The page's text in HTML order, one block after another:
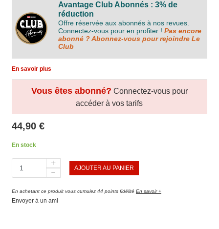
Avantage Club Abonnés : 3% de
réduction
Offre réservée aux abonnés à nos revues.
Connectez-vous pour en profiter ! Pas encore
abonné ? Abonnez-vous pour rejoindre Le
Club
En savoir plus
44,90 €
En stock
Vous êtes abonné? Connectez-vous pour
accéder à vos tarifs
AJOUTER AU PANIER
En achetant ce produit vous cumulez 44 points fidélité En savoir +
Envoyer à un ami